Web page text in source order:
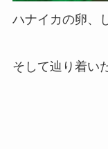
ハナイカの卵、
そして辿り着い